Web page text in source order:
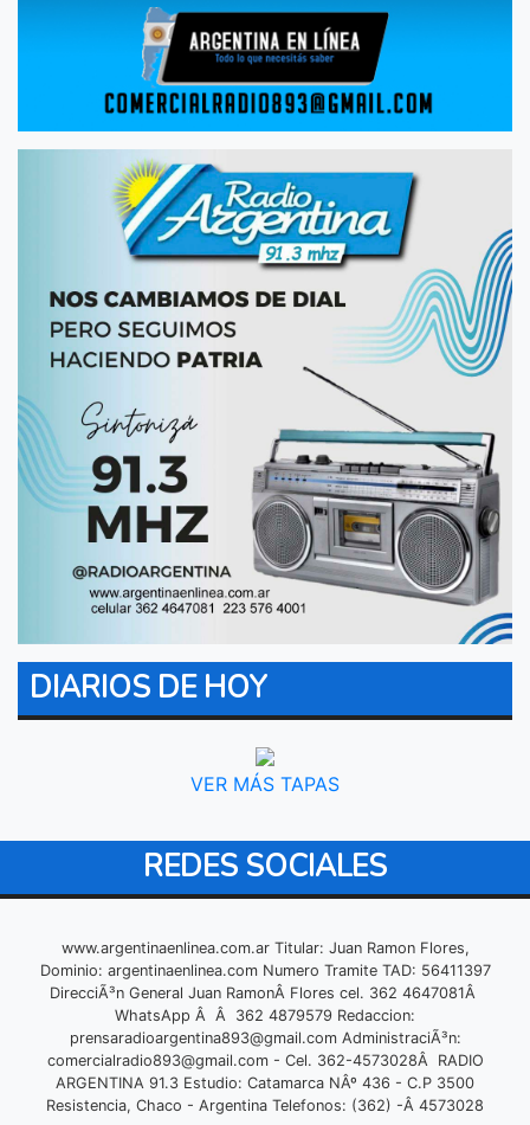
DIARIOS DE HOY
VER MÁS TAPAS
REDES SOCIALES
www.argentinaenlinea.com.ar Titular: Juan Ramon Flores,
Dominio: argentinaenlinea.com Numero Tramite TAD: 56411397
DirecciÃ³n General Juan RamonÂ Flores cel. 362 4647081Â
WhatsApp Â Â 362 4879579 Redaccion:
prensaradioargentina893@gmail.comAdministraciÃ³n:
comercialradio893@gmail.com- Cel. 362-4573028Â RADIO
ARGENTINA 91.3 Estudio: Catamarca NÂº 436 - C.P 3500
Resistencia, Chaco - Argentina Telefonos: (362) -Â 4573028